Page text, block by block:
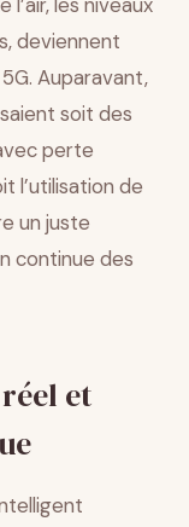
deviennent
Auparavant,
soit des
perte
l’utilisation de
un juste
continue des
et